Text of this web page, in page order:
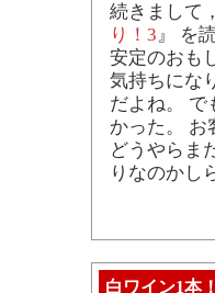
続きまして
り！3』 を
安定のおも
気持ちにな
だよね。 で
かった。 お
どうやらま
りなのかし
白ワイン1本